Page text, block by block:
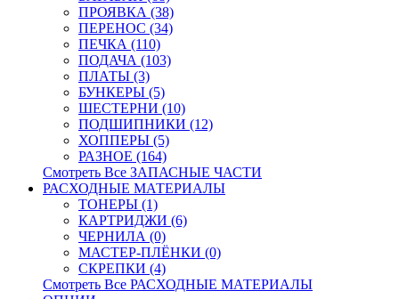
ПРОЯВКА (38)
ПЕРЕНОС (34)
ПЕЧКА (110)
ПОДАЧА (103)
ПЛАТЫ (3)
БУНКЕРЫ (5)
ШЕСТЕРНИ (10)
ПОДШИПНИКИ (12)
ХОППЕРЫ (5)
РАЗНОЕ (164)
Смотреть Все ЗАПАСНЫЕ ЧАСТИ
РАСХОДНЫЕ МАТЕРИАЛЫ
ТОНЕРЫ (1)
КАРТРИДЖИ (6)
ЧЕРНИЛА (0)
МАСТЕР-ПЛЁНКИ (0)
СКРЕПКИ (4)
Смотреть Все РАСХОДНЫЕ МАТЕРИАЛЫ